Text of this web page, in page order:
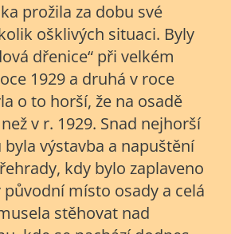
prožila za dobu své
ošklivých situaci. Byly
dřenice“ při velkém
1929 a druhá v roce
o to horší, že na osadě
v r. 1929. Snad nejhorší
výstavba a napuštění
kdy bylo zaplaveno
místo osady a celá
stěhovat nad